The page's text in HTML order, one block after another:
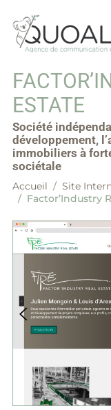
ESTATE
Société
développement,
immobiliers à
sociétale
Accueil / Site
/ Factor’Industry